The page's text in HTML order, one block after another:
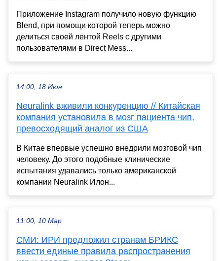
Приложение Instagram получило новую функцию
Blend, при помощи которой теперь можно
делиться своей лентой Reels с другими
пользователями в Direct Mess...
14:00, 18 Июн
Neuralink вживили конкуренцию // Китайская
компания установила в мозг пациента чип,
превосходящий аналог из США
В Китае впервые успешно внедрили мозговой чип
человеку. До этого подобные клинические
испытания удавались только американской
компании Neuralink Илон...
11:00, 10 Мар
СМИ: ИРИ предложил странам БРИКС
ввести единые правила распространения